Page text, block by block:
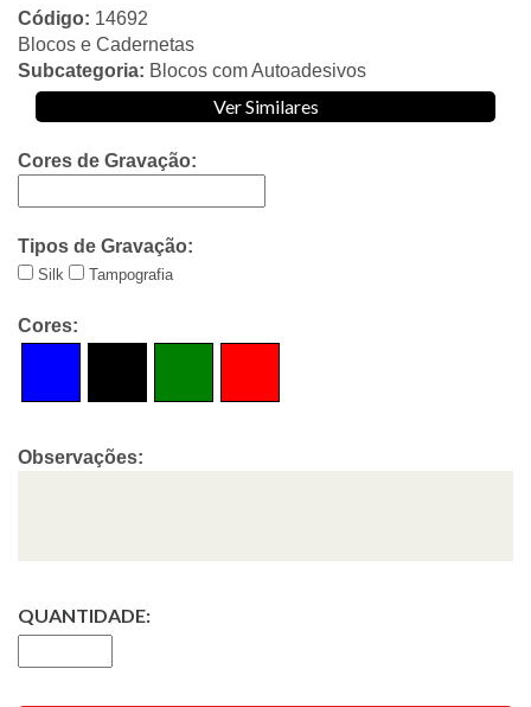
Código: 14692
Blocos e Cadernetas
Subcategoria: Blocos com Autoadesivos
Ver Similares
Cores de Gravação:
Tipos de Gravação:
Silk Tampografia
Cores:
Observações:
QUANTIDADE: